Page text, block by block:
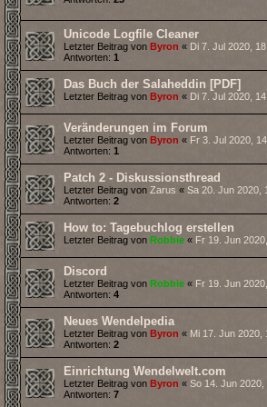
Unicode Logfile Cleaner
Letzter Beitrag von Byron « Di 7. Jul 2020,
Antworten: 1
Das Buch der Salaheddin [PDF]
Letzter Beitrag von Byron « Di 7. Jul 2020,
Veränderungen im Forum
Letzter Beitrag von Byron « Fr 3. Jul 2020,
Antworten: 1
Patch 2 - Diskussionsthread
Letzter Beitrag von Zarus « Sa 20. Jun 2020,
Antworten: 2
How to: Tagebuchlog erstellen
Letzter Beitrag von Robbie « Fr 19. Jun
Discord
Letzter Beitrag von Robbie « Fr 19. Jun
Antworten: 4
Neues Wendelpedia
Letzter Beitrag von Byron « Mi 17. Jun 2020,
Antworten: 2
Einrichtung Wendelwelt.com
Letzter Beitrag von Byron « So 14. Jun 2020,
Antworten: 7